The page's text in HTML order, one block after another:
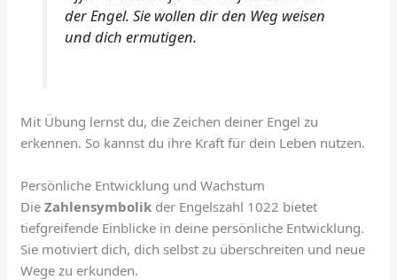
der Engel. Sie wollen dir den Weg weisen
und dich ermutigen.
Mit Übung lernst du, die Zeichen deiner Engel zu
erkennen. So kannst du ihre Kraft für dein Leben nutzen.
Persönliche Entwicklung und Wachstum
DieZahlensymbolik der Engelszahl 1022 bietet
tiefgreifende Einblicke in deine persönliche Entwicklung.
Sie motiviert dich, dich selbst zu überschreiten und neue
Wege zu erkunden.